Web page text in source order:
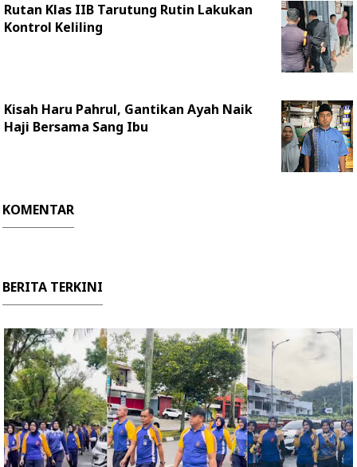
Rutan Klas IIB Tarutung Rutin Lakukan
Kontrol Keliling
Kisah Haru Pahrul, Gantikan Ayah Naik
Haji Bersama Sang Ibu
KOMENTAR
BERITA TERKINI